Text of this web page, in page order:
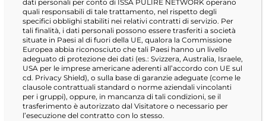
dati personali per conto di ISSA PULIRE NETWORK operano
quali responsabili di tale trattamento, nel rispetto degli
specifici obblighi stabiliti nei relativi contratti di servizio. Per
tali finalità, i dati personali possono essere trasferiti a società
situate in Paesi al di fuori della UE, qualora la Commissione
Europea abbia riconosciuto che tali Paesi hanno un livello
adeguato di protezione dei dati (es.: Svizzera, Australia, Israele,
USA per le imprese americane aderenti all’accordo con UE sul
cd. Privacy Shield), o sulla base di garanzie adeguate (come le
clausole contrattuali standard o norme aziendali vincolanti
per i gruppi), oppure, in mancanza di tali condizioni, se il
trasferimento è autorizzato dal Visitatore o necessario per
l’esecuzione del contratto con lo stesso.